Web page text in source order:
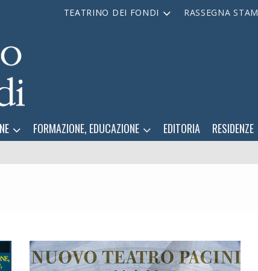
TEATRINO DEI FONDI RASSEGNA
FORMAZIONE, EDUCAZIONE EDITORIA RESIDENZE